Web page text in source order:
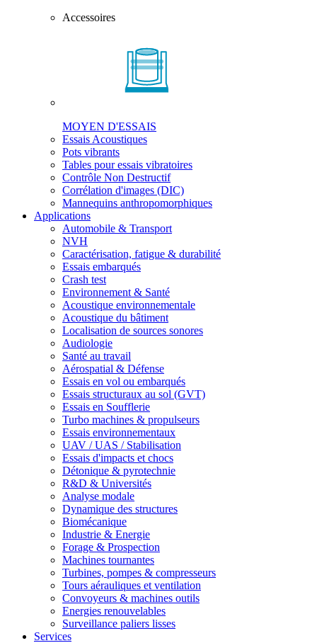
Accessoires
MOYEN D'ESSAIS
Essais Acoustiques
Pots vibrants
Tables pour essais vibratoires
Contrôle Non Destructif
Corrélation d'images (DIC)
Mannequins anthropomorphiques
Applications
Automobile & Transport
NVH
Caractérisation, fatigue & durabilité
Essais embarqués
Crash test
Environnement & Santé
Acoustique environnementale
Acoustique du bâtiment
Localisation de sources sonores
Audiologie
Santé au travail
Aérospatial & Défense
Essais en vol ou embarqués
Essais structuraux au sol (GVT)
Essais en Soufflerie
Turbo machines & propulseurs
Essais environnementaux
UAV / UAS / Stabilisation
Essais d'impacts et chocs
Détonique & pyrotechnie
R&D & Universités
Analyse modale
Dynamique des structures
Biomécanique
Industrie & Energie
Forage & Prospection
Machines tournantes
Turbines, pompes & compresseurs
Tours aérauliques et ventilation
Convoyeurs & machines outils
Energies renouvelables
Surveillance paliers lisses
Services